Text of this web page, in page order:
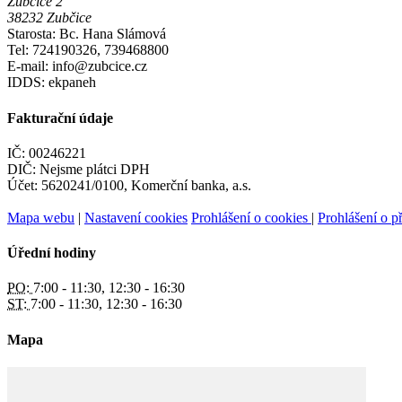
38232 Zubčice
Starosta: Bc. Hana Slámová
Tel: 724190326, 739468800
E-mail: info@zubcice.cz
IDDS: ekpaneh
Fakturační údaje
IČ: 00246221
DIČ: Nejsme plátci DPH
Účet: 5620241/0100, Komerční banka, a.s.
Mapa webu | Nastavení cookies Prohlášení o cookies | Prohlášení o
Úřední hodiny
PO: 7:00 - 11:30, 12:30 - 16:30
ST: 7:00 - 11:30, 12:30 - 16:30
Mapa